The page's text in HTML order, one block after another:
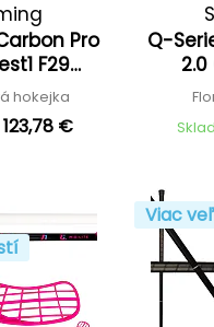
Pro
F29
'26
hokejka
123,78 €
Q-
2.0
Viac